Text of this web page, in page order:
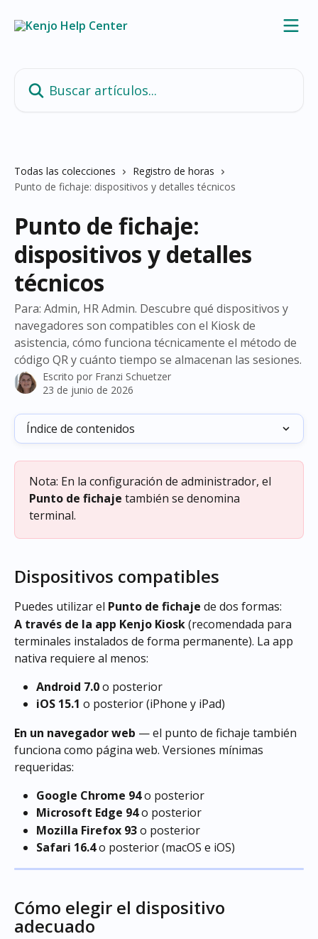
Todas las colecciones
Registro de horas
Punto de fichaje: dispositivos y detalles técnicos
Punto de fichaje:
dispositivos y detalles
técnicos
Para: Admin, HR Admin. Descubre qué dispositivos y
navegadores son compatibles con el Kiosk de
asistencia, cómo funciona técnicamente el método de
código QR y cuánto tiempo se almacenan las sesiones.
Escrito por Franzi Schuetzer
23 de junio de 2026
Índice de contenidos
Nota: En la configuración de administrador, el
Punto de fichaje también se denomina
terminal.
Dispositivos compatibles
Puedes utilizar el Punto de fichaje de dos formas:
A través de la app Kenjo Kiosk (recomendada para
terminales instalados de forma permanente). La app
nativa requiere al menos:
Android 7.0 o posterior
iOS 15.1 o posterior (iPhone y iPad)
En un navegador web — el punto de fichaje también
funciona como página web. Versiones mínimas
requeridas:
Google Chrome 94 o posterior
Microsoft Edge 94 o posterior
Mozilla Firefox 93 o posterior
Safari 16.4 o posterior (macOS e iOS)
Cómo elegir el dispositivo
adecuado